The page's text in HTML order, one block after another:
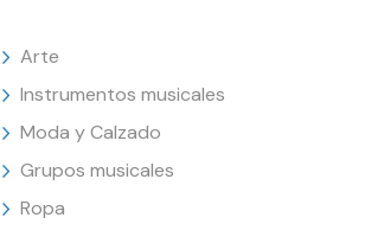
Arte
Instrumentos musicales
Moda y Calzado
Grupos musicales
Ropa